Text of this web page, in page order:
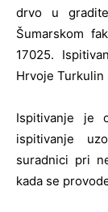
drvo u
Šumarskom
17025.
Hrvoje Turkulin
Ispitivanje je
ispitivanje
suradnici pri
kada se